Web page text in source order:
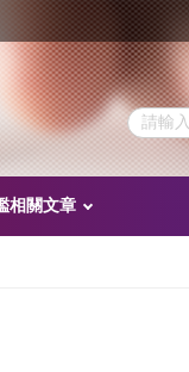
相關文章